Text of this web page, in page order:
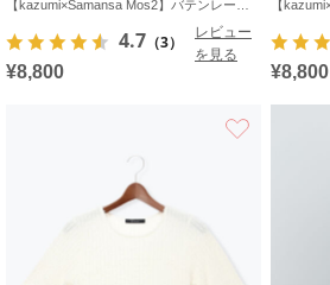
4.7 （3）
レビュー
を見る
¥8,800
¥8,800